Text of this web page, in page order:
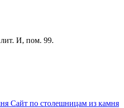
И, пом. 99.
Сайт по столешницам из камня